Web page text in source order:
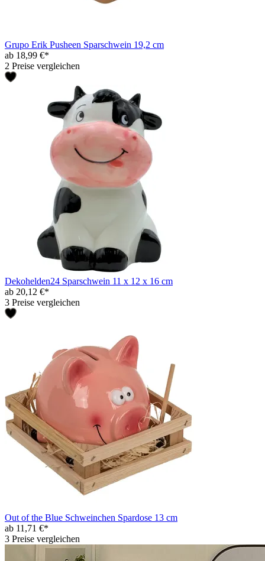
Grupo Erik Pusheen Sparschwein 19,2 cm
ab 18,99 €*
2 Preise vergleichen
Dekohelden24 Sparschwein 11 x 12 x 16 cm
ab 20,12 €*
3 Preise vergleichen
Out of the Blue Schweinchen Spardose 13 cm
ab 11,71 €*
3 Preise vergleichen